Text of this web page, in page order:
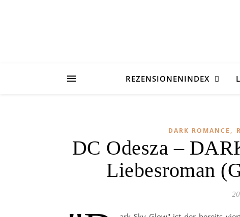
REZENSIONENINDEX
DARK ROMANCE ,
DC Odesza –
Liebesroman